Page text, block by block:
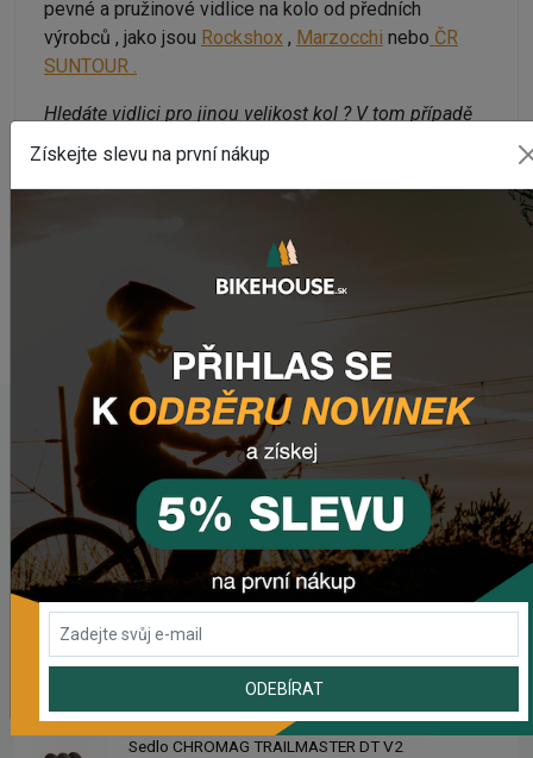
pevné a pružinové vidlice na kolo od předních
výrobců , jako jsou Rockshox , Marzocchi nebo ČR
SUNTOUR .
Hledáte vidlici pro jinou velikost kol ? V tom případě
nepřehlédněte naše kategorie :
Vidlice na kolo 27,5"
NAPOSLEDY PŘIDANÉ PRODUKTY
Sedlo CHROMAG LIMBER
2 357,53 Kč
Zimušné Rukavice CHROMAG SIGNAL
1 129,01 Kč
Sedlo CHROMAG TRAILMASTER DT V2
Získejte slevu na první nákup
ODEBÍRAT